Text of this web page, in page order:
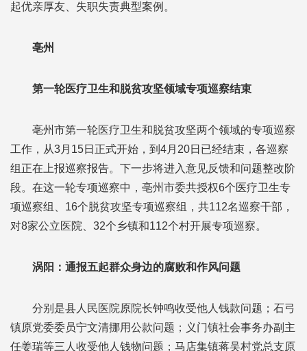
起优亲厚友、失职失责典型案例。
亳州
第一轮医疗卫生和脱贫攻坚领域专项巡察结束
亳州市第一轮医疗卫生和脱贫攻坚两个领域的专项巡察
工作，从3月15日正式开始，到4月20日已经结束，各巡察
组正在上报巡察报告。下一步将进入意见反馈和问题整改阶
段。在这一轮专项巡察中，亳州市委共授权6个医疗卫生专
项巡察组、16个脱贫攻坚专项巡察组，共112名巡察干部，
对8家公立医院、32个乡镇和112个村开展专项巡察。
涡阳：通报五起群众身边的腐败和作风问题
分别是县人民医院原院长钟鸣收受他人钱款问题；石弓
镇原党委委员宁文清挪用公款问题；义门镇社会事务办副主
任姜瑞等三人收受他人钱物问题；马店集镇蒋吴村党总支原